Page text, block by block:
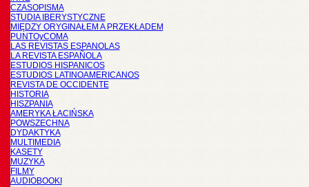
CZASOPISMA
STUDIA IBERYSTYCZNE
MIĘDZY ORYGINAŁEM A PRZEKŁADEM
PUNTOyCOMA
LAS REVISTAS ESPANOLAS
LA REVISTA ESPAÑOLA
ESTUDIOS HISPANICOS
ESTUDIOS LATINOAMERICANOS
REVISTA DE OCCIDENTE
HISTORIA
HISZPANIA
AMERYKA ŁACIŃSKA
POWSZECHNA
DYDAKTYKA
MULTIMEDIA
KASETY
MUZYKA
FILMY
AUDIOBOOKI